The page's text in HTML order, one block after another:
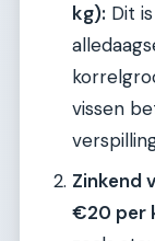
kg): Dit
vissen
Zinkend
€20 per